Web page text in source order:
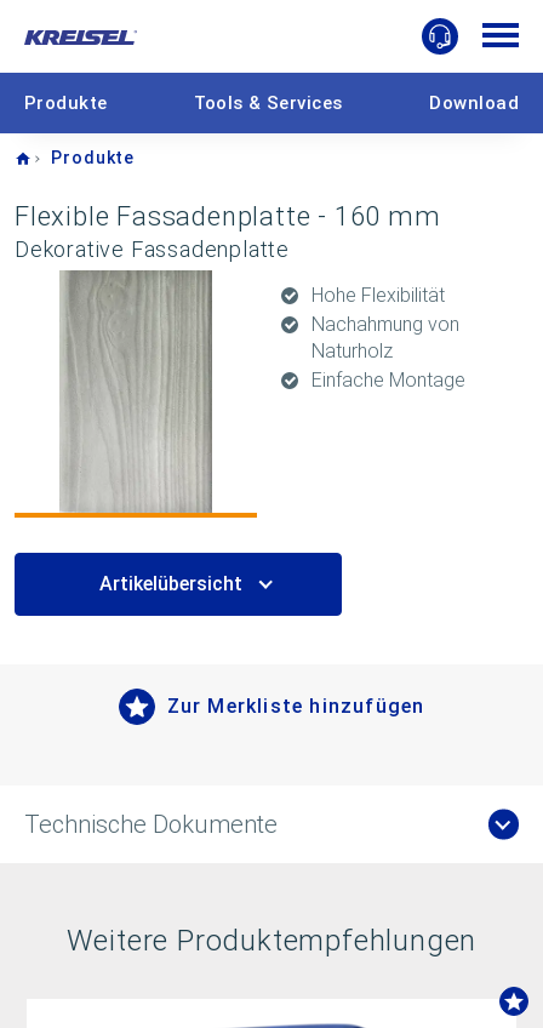
Produkte Tools & Services Download
Home
Produkte
Flexible Fassadenplatte - 160 mm
Dekorative Fassadenplatte
Hohe Flexibilität
Nachahmung von
Naturholz
Einfache Montage
Artikelübersicht
Zur Merkliste hinzufügen
Technische Dokumente
Weitere Produktempfehlungen